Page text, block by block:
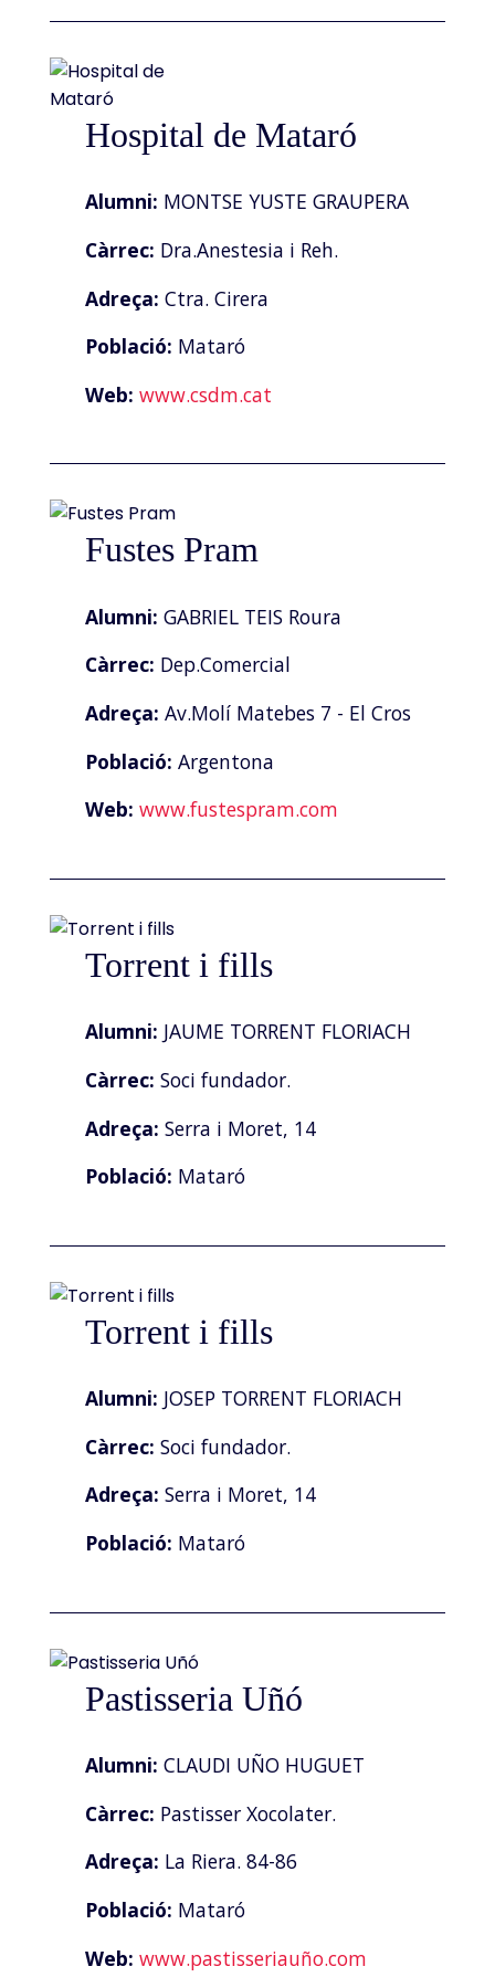
Hospital de Mataró
Alumni: MONTSE YUSTE GRAUPERA
Càrrec: Dra.Anestesia i Reh.
Adreça: Ctra. Cirera
Població: Mataró
Web: www.csdm.cat
Fustes Pram
Alumni: GABRIEL TEIS Roura
Càrrec: Dep.Comercial
Adreça: Av.Molí Matebes 7 - El Cros
Població: Argentona
Web: www.fustespram.com
Torrent i fills
Alumni: JAUME TORRENT FLORIACH
Càrrec: Soci fundador.
Adreça: Serra i Moret, 14
Població: Mataró
Torrent i fills
Alumni: JOSEP TORRENT FLORIACH
Càrrec: Soci fundador.
Adreça: Serra i Moret, 14
Població: Mataró
Pastisseria Uñó
Alumni: CLAUDI UÑO HUGUET
Càrrec: Pastisser Xocolater.
Adreça: La Riera. 84-86
Població: Mataró
Web: www.pastisseriauño.com